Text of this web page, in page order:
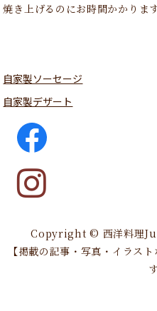
焼き上げるのにお時間かかりま
自家製ソーセージ
自家製デザート
Copyright © 西洋料理
【掲載の記事・写真・イラス